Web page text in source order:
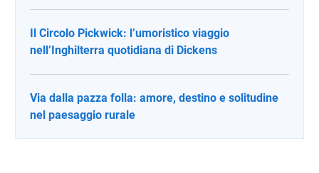
Il Circolo Pickwick: l’umoristico viaggio
nell’Inghilterra quotidiana di Dickens
Via dalla pazza folla: amore, destino e solitudine
nel paesaggio rurale